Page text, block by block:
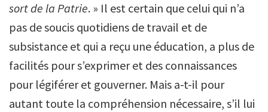
sort de la Patrie. » Il est certain que celui qui n’a
pas de soucis quotidiens de travail et de
subsistance et qui a reçu une éducation, a plus de
facilités pour s’exprimer et des connaissances
pour légiférer et gouverner. Mais a-t-il pour
autant toute la compréhension nécessaire, s’il lui